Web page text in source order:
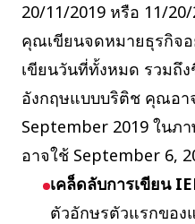
20/11/2019 หรือ 11/
คุณเขียนจดหมายธุรกิจ
เขียนวันที่ทั้งหมด รวมถึ
อังกฤษแบบบริติช คุณอา
September 2019 ในภ
อาจใช้ September 6,
เคล็ดลับการเขียน
ตัวอักษรตัวแรกของ